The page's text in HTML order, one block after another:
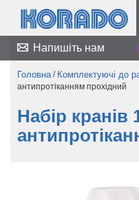
Напишіть нам
Головна / Комплектуючі до
антипротіканням прохідний
Набір кранів